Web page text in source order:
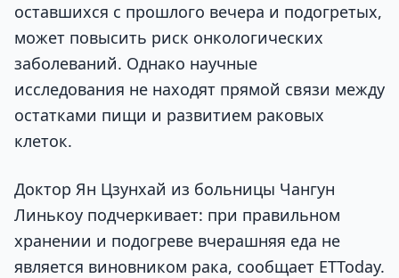
оставшихся с прошлого вечера и подогретых,
может повысить риск онкологических
заболеваний. Однако научные
исследования не находят прямой связи между
остатками пищи и развитием раковых
клеток.
Доктор Ян Цзунхай из больницы Чангун
Линькоу подчеркивает: при правильном
хранении и подогреве вчерашняя еда не
является виновником рака, сообщает ETToday.